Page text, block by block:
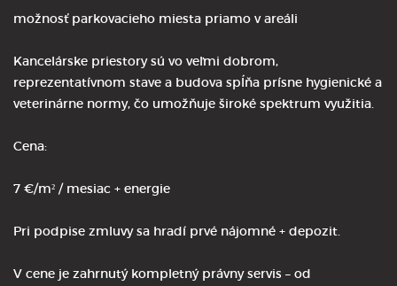
možnosť parkovacieho miesta priamo v areáli
Kancelárske priestory sú vo veľmi dobrom,
reprezentatívnom stave a budova spĺňa prísne hygienické a
veterinárne normy, čo umožňuje široké spektrum využitia.
Cena:
7 €/m² / mesiac + energie
Pri podpise zmluvy sa hradí prvé nájomné + depozit.
V cene je zahrnutý kompletný právny servis – od